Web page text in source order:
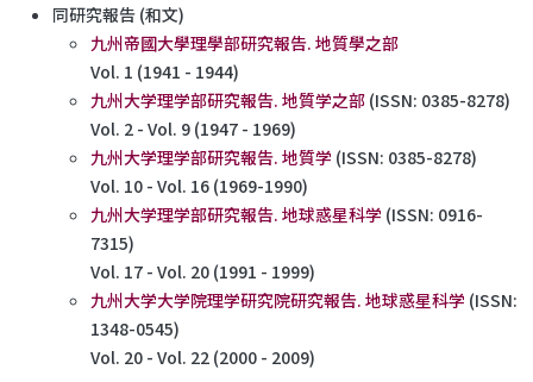
同研究報告 (和文)
九州帝國大學理學部研究報告. 地質學之部
Vol. 1 (1941 - 1944)
九州大学理学部研究報告. 地質学之部 (ISSN: 0385-8278)
Vol. 2 - Vol. 9 (1947 - 1969)
九州大学理学部研究報告. 地質学 (ISSN: 0385-8278)
Vol. 10 - Vol. 16 (1969-1990)
九州大学理学部研究報告. 地球惑星科学 (ISSN: 0916-
7315)
Vol. 17 - Vol. 20 (1991 - 1999)
九州大学大学院理学研究院研究報告. 地球惑星科学 (ISSN:
1348-0545)
Vol. 20 - Vol. 22 (2000 - 2009)